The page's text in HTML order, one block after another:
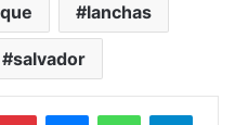
lanchas
salvador